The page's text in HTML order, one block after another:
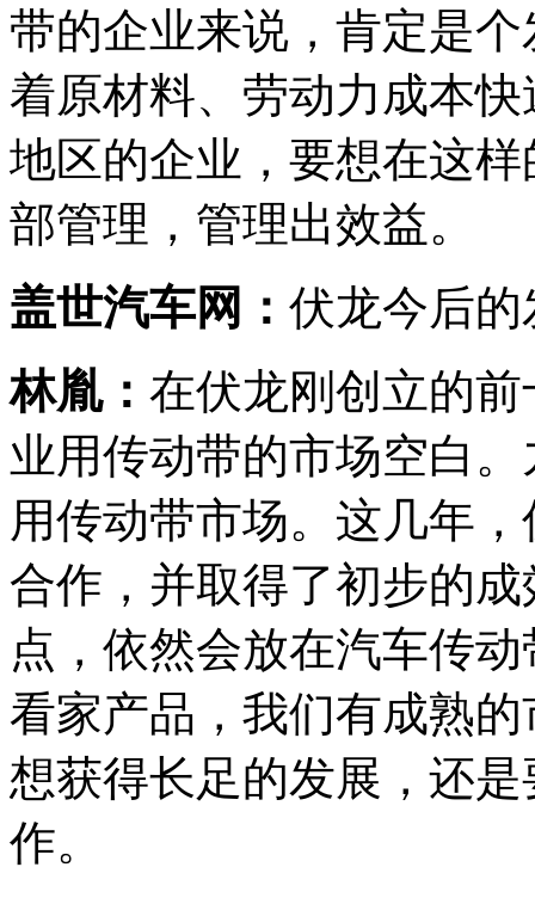
带的企业来说，肯定是
着原材料、劳动力成本
地区的企业，要想在这
部管理，管理出效益。
盖世汽车网： 伏龙今后
林胤： 在伏龙刚创立的
业用传动带的市场空白
用传动带市场。这几年
合作，并取得了初步的
点，依然会放在汽车传
看家产品，我们有成熟
想获得长足的发展，还
作。